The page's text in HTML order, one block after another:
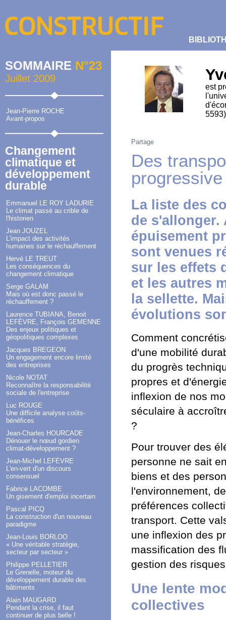
SOMMAIRE N°23
Juillet 2009
Jean-Pierre ROCHE
Avant-propos
Changement
climatique et
développement
durable
Emmanuel LE ROY LADURIE
Le climat passé au crible de
l'historien
Jean JOUZEL
L'impact des activités
humaines sur le réchauffement
Hervé LE TREUT
Les conséquences du
changement climatique
Serge GALAM
Mais où est donc passé le
réchauffement ?
Laurence TUBIANA, Benoit
LEFÈVRE, François GEMENNE
Des enjeux politiques et
géopolitiques complexes
Jacques BREGEON
Un engagement encore limité
des entreprises
Nicole NOTAT
Reconnaître la responsabilité
sociale de l'entreprise
Luc ROUGE
Une difficile analyse coûts-
bénéfices
Jean-Charles HOURCADE
Dénouer le nœud gordien
climat-développement ?
Jean-Michel LEFÈVRE
L'en-vert d'un discours
consensuel
Fabrice LACOMBE
Un gisement d'emploi incertain
Pascal PICQ
La construction d'un nouveau
paradigme
Jean-Louis BORLOO
« Une véritable stratégie,
secteur par secteur »
Philippe PELLETIER
Le Grenelle, moteur du
développement durable des
bâtiments
Alain MAUGARD
Pendant la crise, il faut
continuer de plus belle !
est
Partage
Des
La liste des
de s'allonger.
épuisement
sont venues
sur les effets
et les autres
la sellette.
évolutions
Comment
d'une mobilité
du progrès
propres et
inflexion de nos
séculaire à
?
Pour trouver des
personne ne sait
biens et des
l'environnement,
préférences
transport. Cette
une inflexion des
massification des
gestion des
Une lente
collectives